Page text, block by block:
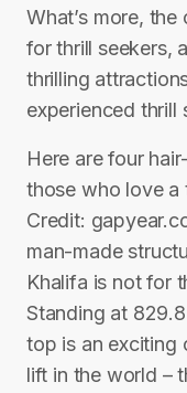
What’s more,
for thrill seekers,
thrilling
experienced thrill
Here are four
those who love a
Credit:
man-made
Khalifa is not for
Standing at
top is an exciting
lift in the world –